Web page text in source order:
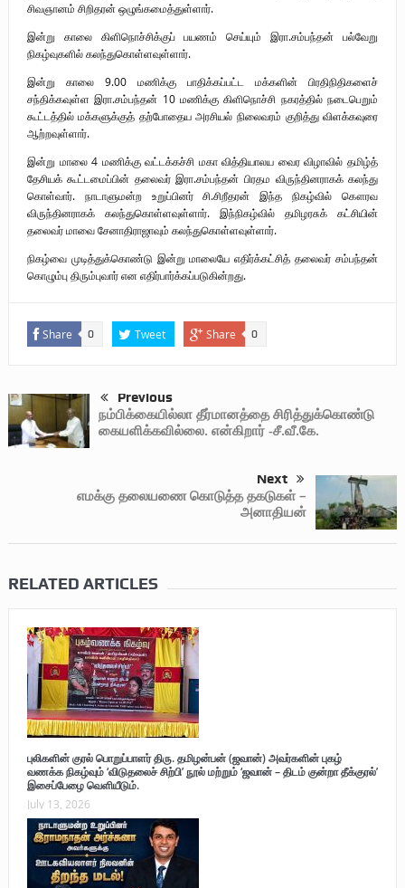
சிவஞானம் சிறிதரன் ஒழுங்கமைத்துள்ளார்.
இன்று காலை கிளிநொச்சிக்குப் பயணம் செய்யும் இரா.சம்பந்தன் பல்வேறு
நிகழ்வுகளில் கலந்துகொள்ளவுள்ளார்.
இன்று காலை 9.00 மணிக்கு பாதிக்கப்பட்ட மக்களின் பிரதிநிதிகளைச்
சந்திக்கவுள்ள இரா.சம்பந்தன் 10 மணிக்கு கிளிநொச்சி நகரத்தில் நடைபெறும்
கூட்டத்தில் மக்களுக்குத் தற்போதைய அரசியல் நிலைவரம் குறித்து விளக்கவுரை
ஆற்றவுள்ளார்.
இன்று மாலை 4 மணிக்கு வட்டக்கச்சி மகா வித்தியாலய வைர விழாவில் தமிழ்த்
தேசியக் கூட்டமைப்பின் தலைவர் இரா.சம்பந்தன் பிரதம விருந்தினராகக் கலந்து
கொள்வார். நாடாளுமன்ற உறுப்பினர் சி.சிறீதரன் இந்த நிகழ்வில் கௌரவ
விருந்தினராகக் கலந்துகொள்ளவுள்ளார். இந்நிகழ்வில் தமிழரசுக் கட்சியின்
தலைவர் மாவை சேனாதிராஜாவும் கலந்துகொள்ளவுள்ளார்.
நிகழ்வை முடித்துக்கொண்டு இன்று மாலையே எதிர்க்கட்சித் தலைவர் சம்பந்தன்
கொழும்பு திரும்புவார் என எதிர்பார்க்கப்படுகின்றது.
Share 0 Tweet Share 0
Previous
நம்பிக்கையில்லா தீர்மானத்தை சிரித்துக்கொண்டு
கையளிக்கவில்லை. என்கிறார் -சீ.வீ.கே.
Next
எமக்கு தலையணை கொடுத்த தகடுகள் –
அனாதியன்
RELATED ARTICLES
புலிகளின் குரல் பொறுப்பாளர் திரு. தமிழன்பன் (ஜவான்) அவர்களின் புகழ்
வணக்க நிகழ்வும் ‘விடுதலைச் சிற்பி’ நூல் மற்றும் ‘ஜவான் – திடம் குன்றா தீக்குரல்’
இசைப்பேழை வெளியீடும்.
July 13, 2026